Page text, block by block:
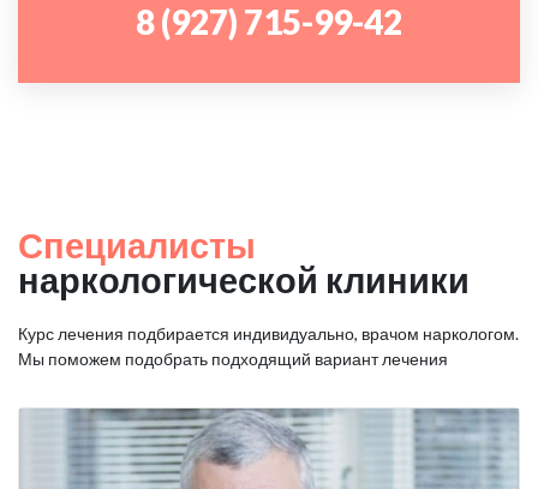
8 (927) 715-99-42
Специалисты
наркологической клиники
Курс лечения подбирается индивидуально, врачом наркологом.
Мы поможем подобрать подходящий вариант лечения